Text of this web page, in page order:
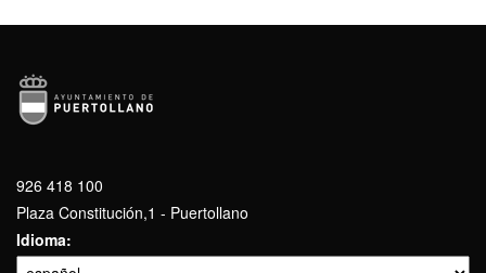
926 418 100
Plaza Constitución,1 - Puertollano
Idioma